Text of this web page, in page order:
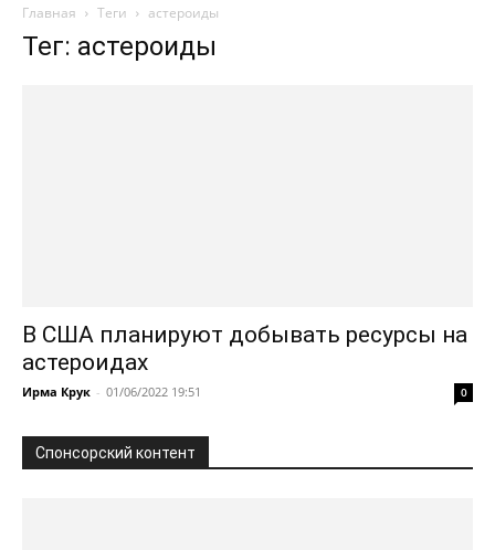
Главная Теги астероиды
Тег: астероиды
В США планируют добывать ресурсы на
астероидах
Ирма Крук - 01/06/2022 19:51 0
Спонсорский контент